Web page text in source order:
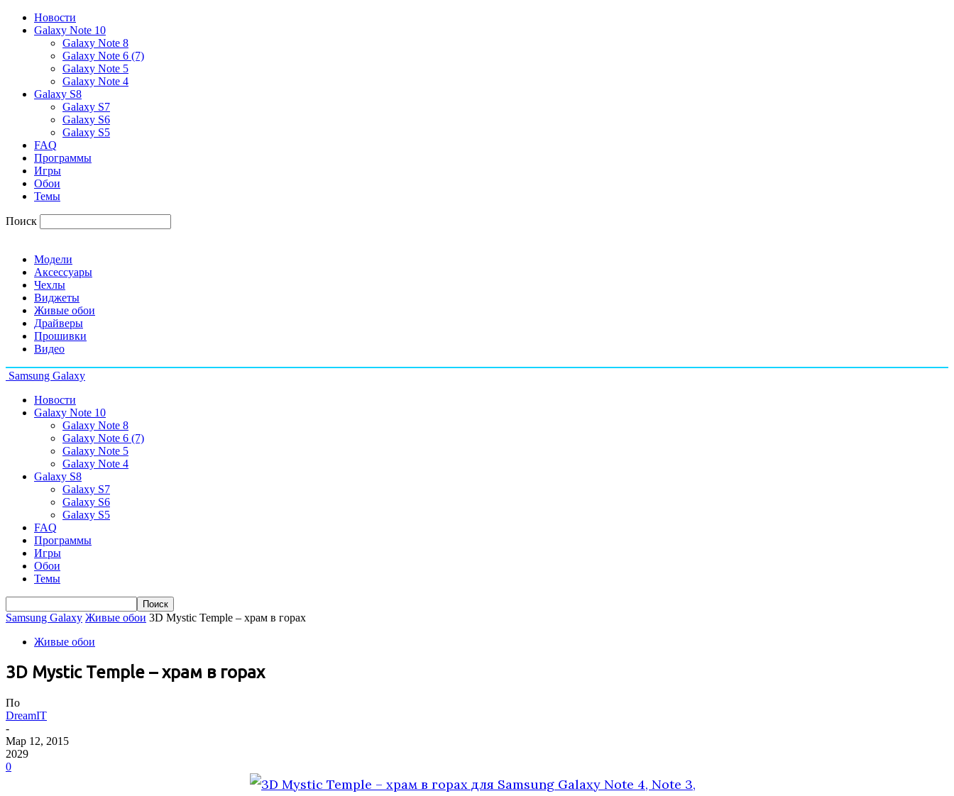
Новости
Galaxy Note 10
Galaxy Note 8
Galaxy Note 6 (7)
Galaxy Note 5
Galaxy Note 4
Galaxy S8
Galaxy S7
Galaxy S6
Galaxy S5
FAQ
Программы
Игры
Обои
Темы
Поиск
Модели
Аксессуары
Чехлы
Виджеты
Живые обои
Драйверы
Прошивки
Видео
Samsung Galaxy
Новости
Galaxy Note 10
Galaxy Note 8
Galaxy Note 6 (7)
Galaxy Note 5
Galaxy Note 4
Galaxy S8
Galaxy S7
Galaxy S6
Galaxy S5
FAQ
Программы
Игры
Обои
Темы
Samsung Galaxy Живые обои 3D Mystic Temple – храм в горах
Живые обои
3D Mystic Temple – храм в горах
По
DreamIT
-
Мар 12, 2015
2029
0